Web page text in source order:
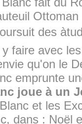
des
faire avec
qu'on le
emprunte
joue à un
et les
dans : Noël